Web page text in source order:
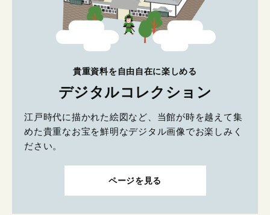
貴重資料を自由自在に楽しめる
デジタルコレクション
江戸時代に描かれた絵図など、当館が時を越えて集
めた貴重なお宝を鮮明なデジタル画像でお楽しみく
ださい。
ページを見る